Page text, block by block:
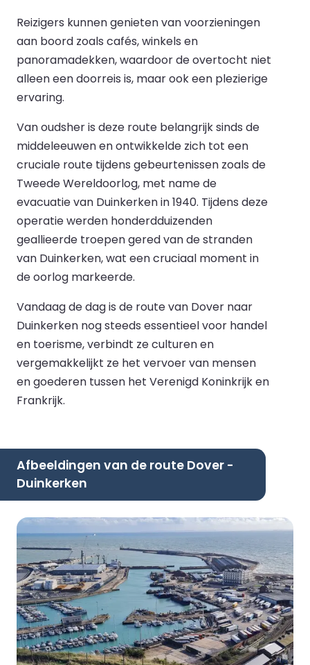
Reizigers kunnen genieten van voorzieningen
aan boord zoals cafés, winkels en
panoramadekken, waardoor de overtocht niet
alleen een doorreis is, maar ook een plezierige
ervaring.
Van oudsher is deze route belangrijk sinds de
middeleeuwen en ontwikkelde zich tot een
cruciale route tijdens gebeurtenissen zoals de
Tweede Wereldoorlog, met name de
evacuatie van Duinkerken in 1940. Tijdens deze
operatie werden honderdduizenden
geallieerde troepen gered van de stranden
van Duinkerken, wat een cruciaal moment in
de oorlog markeerde.
Vandaag de dag is de route van Dover naar
Duinkerken nog steeds essentieel voor handel
en toerisme, verbindt ze culturen en
vergemakkelijkt ze het vervoer van mensen
en goederen tussen het Verenigd Koninkrijk en
Frankrijk.
Afbeeldingen van de route Dover -
Duinkerken